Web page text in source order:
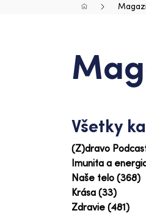
Všetky
(Z)dravo
Imunita a
Naše telo (368)
Krása (33)
Zdravie (481)